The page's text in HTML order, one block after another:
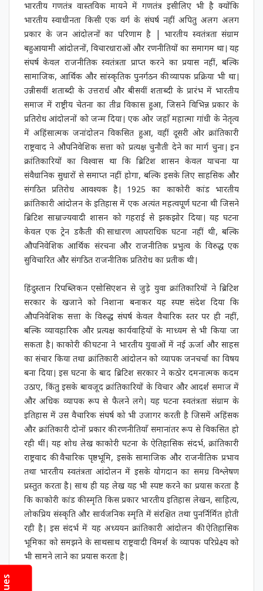
भारतीय गणतंत्र वास्तविक मायने में गणतंत्र इसीलिए भी है क्योंकि
भारतीय स्वाधीनता किसी एक वर्ग के संघर्ष नहीं अपितु अलग अलग
प्रकार के जन आंदोलनों का परिणाम है | भारतीय स्वतंत्रता संग्राम
बहुआयामी आंदोलनों, विचारधाराओं और रणनीतियों का समागम था। यह
संघर्ष केवल राजनीतिक स्वतंत्रता प्राप्त करने का प्रयास नहीं, बल्कि
सामाजिक, आर्थिक और सांस्कृतिक पुनर्गठन की व्यापक प्रक्रिया भी था।
उन्नीसवीं शताब्दी के उत्तरार्ध और बीसवीं शताब्दी के प्रारंभ में भारतीय
समाज में राष्ट्रीय चेतना का तीव्र विकास हुआ, जिसने विभिन्न प्रकार के
प्रतिरोध आंदोलनों को जन्म दिया। एक ओर जहाँ महात्मा गांधी के नेतृत्व
में अहिंसात्मक जनांदोलन विकसित हुआ, वहीं दूसरी ओर क्रांतिकारी
राष्ट्रवाद ने औपनिवेशिक सत्ता को प्रत्यक्ष चुनौती देने का मार्ग चुना। इन
क्रांतिकारियों का विश्वास था कि ब्रिटिश शासन केवल याचना या
संवैधानिक सुधारों से समाप्त नहीं होगा, बल्कि इसके लिए साहसिक और
संगठित प्रतिरोध आवश्यक है। 1925 का काकोरी कांड भारतीय
क्रांतिकारी आंदोलन के इतिहास में एक अत्यंत महत्वपूर्ण घटना थी जिसने
ब्रिटिश साम्राज्यवादी शासन को गहराई से झकझोर दिया। यह घटना
केवल एक ट्रेन डकैती की साधारण आपराधिक घटना नहीं थी, बल्कि
औपनिवेशिक आर्थिक संरचना और राजनीतिक प्रभुत्व के विरुद्ध एक
सुविचारित और संगठित राजनीतिक प्रतिरोध का प्रतीक थी।
हिंदुस्तान रिपब्लिकन एसोसिएशन से जुड़े युवा क्रांतिकारियों ने ब्रिटिश
सरकार के खजाने को निशाना बनाकर यह स्पष्ट संदेश दिया कि
औपनिवेशिक सत्ता के विरुद्ध संघर्ष केवल वैचारिक स्तर पर ही नहीं,
बल्कि व्यावहारिक और प्रत्यक्ष कार्यवाहियों के माध्यम से भी किया जा
सकता है। काकोरी की घटना ने भारतीय युवाओं में नई ऊर्जा और साहस
का संचार किया तथा क्रांतिकारी आंदोलन को व्यापक जनचर्चा का विषय
बना दिया। इस घटना के बाद ब्रिटिश सरकार ने कठोर दमनात्मक कदम
उठाए, किंतु इसके बावजूद क्रांतिकारियों के विचार और आदर्श समाज में
और अधिक व्यापक रूप से फैलने लगे। यह घटना स्वतंत्रता संग्राम के
इतिहास में उस वैचारिक संघर्ष को भी उजागर करती है जिसमें अहिंसक
और क्रांतिकारी दोनों प्रकार की रणनीतियाँ समानांतर रूप से विकसित हो
रही थीं। यह शोध लेख काकोरी घटना के ऐतिहासिक संदर्भ, क्रांतिकारी
राष्ट्रवाद की वैचारिक पृष्ठभूमि, इसके सामाजिक और राजनीतिक प्रभाव
तथा भारतीय स्वतंत्रता आंदोलन में इसके योगदान का समग्र विश्लेषण
प्रस्तुत करता है। साथ ही यह लेख यह भी स्पष्ट करने का प्रयास करता है
कि काकोरी कांड की स्मृति किस प्रकार भारतीय इतिहास लेखन, साहित्य,
लोकप्रिय संस्कृति और सार्वजनिक स्मृति में संरक्षित तथा पुनर्निर्मित होती
रही है। इस संदर्भ में यह अध्ययन क्रांतिकारी आंदोलन की ऐतिहासिक
भूमिका को समझने के साथसाथ राष्ट्रवादी विमर्श के व्यापक परिप्रेक्ष्य को
भी सामने लाने का प्रयास करता है।